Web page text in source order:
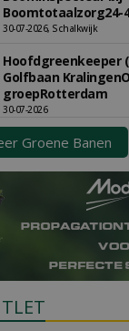
Boomtotaalzorg24-
30-07-2026, Schalkwijk
Hoofdgreenkeeper
Golfbaan
groepRotterdam
30-07-2026
Groene Banen